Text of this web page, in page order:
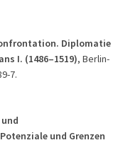
Diplomatie
I. (1486–1519), Berlin-
7.
und Grenzen